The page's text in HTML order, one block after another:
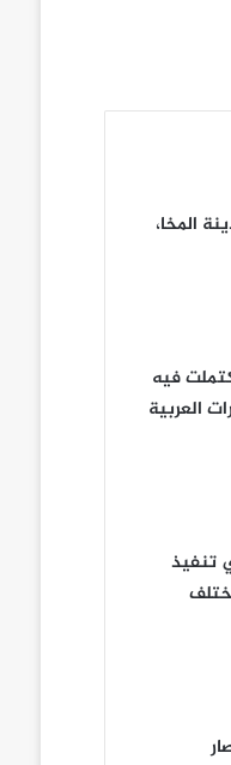
المخا،
والذي اكتملت فيه
العربية
تنفيذ